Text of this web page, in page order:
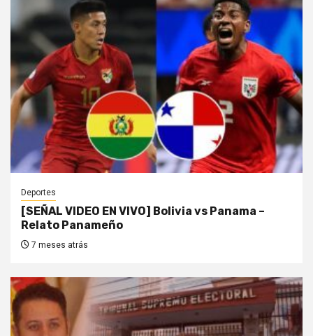
Deportes
[SEÑAL VIDEO EN VIVO] Bolivia vs Panama –
Relato Panameño
7 meses atrás